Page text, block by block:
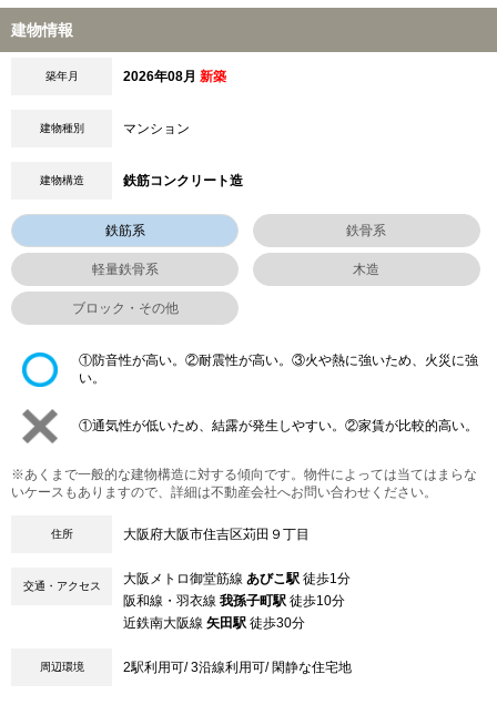
建物情報
築年月 2026年08月 新築
建物種別 マンション
建物構造 鉄筋コンクリート造
鉄筋系 鉄骨系
軽量鉄骨系 木造
ブロック・その他
①防音性が高い。②耐震性が高い。③火や熱に強いため、火災に強
い。
①通気性が低いため、結露が発生しやすい。②家賃が比較的高い。
※あくまで一般的な建物構造に対する傾向です。物件によっては当てはまらな
いケースもありますので、詳細は不動産会社へお問い合わせください。
住所 大阪府大阪市住吉区苅田９丁目
交通・アクセス 大阪メトロ御堂筋線 あびこ駅 徒歩1分
阪和線・羽衣線 我孫子町駅 徒歩10分
近鉄南大阪線 矢田駅 徒歩30分
周辺環境 2駅利用可/ 3沿線利用可/ 閑静な住宅地